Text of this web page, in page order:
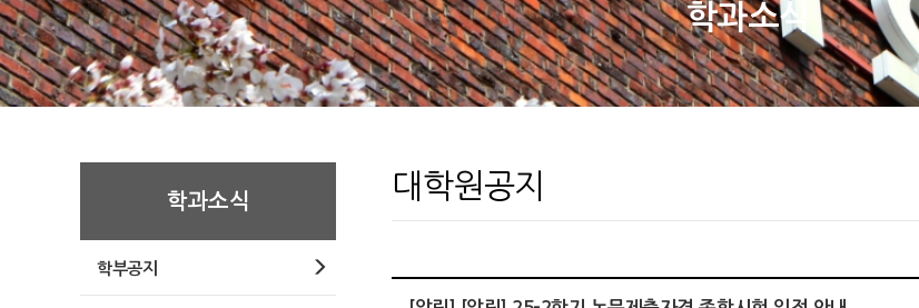
학과소식
학과소식
학부공지
대학원공지